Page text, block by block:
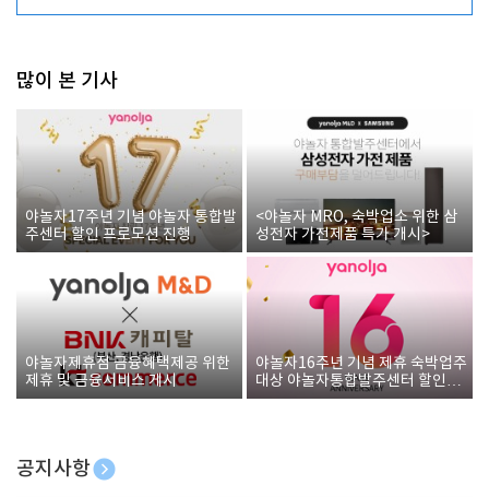
많이 본 기사
야놀자17주년 기념 야놀자 통합발
주센터 할인 프로모션 진행
<야놀자 MRO, 숙박업소 위한 삼
성전자 가전제품 특가 개시>
야놀자제휴점 금융혜택제공 위한
제휴 및 금융서비스 게시
야놀자16주년 기념 제휴 숙박업주
대상 야놀자통합발주센터 할인쿠
폰 증정
공지사항
[호텔업] 개인정보 처리방침 개정본1 (19.09.02)